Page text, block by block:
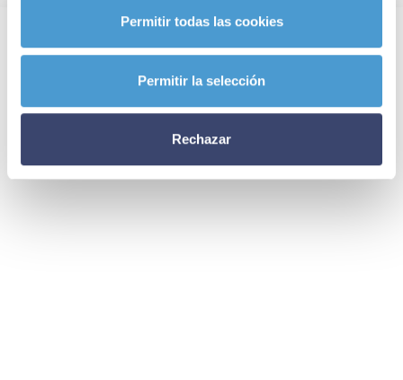
Permitir todas las cookies
Permitir la selección
Rechazar